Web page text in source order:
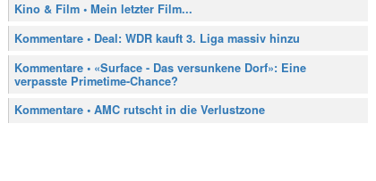
Kino & Film • Mein letzter Film...
Kommentare • Deal: WDR kauft 3. Liga massiv hinzu
Kommentare • «Surface - Das versunkene Dorf»: Eine
verpasste Primetime-Chance?
Kommentare • AMC rutscht in die Verlustzone